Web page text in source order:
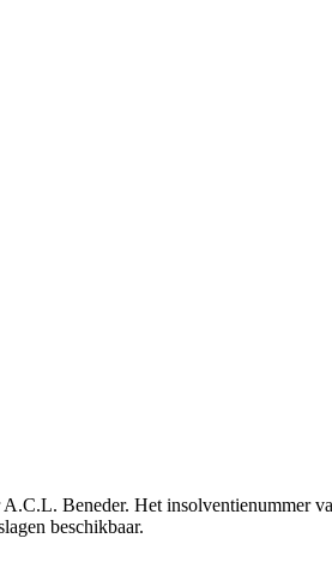
Beneder. Het insolventienummer
beschikbaar.